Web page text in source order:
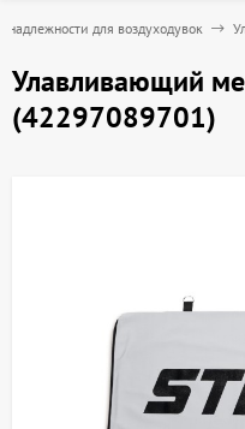
для воздуходувок
Улавливающий
(42297089701)